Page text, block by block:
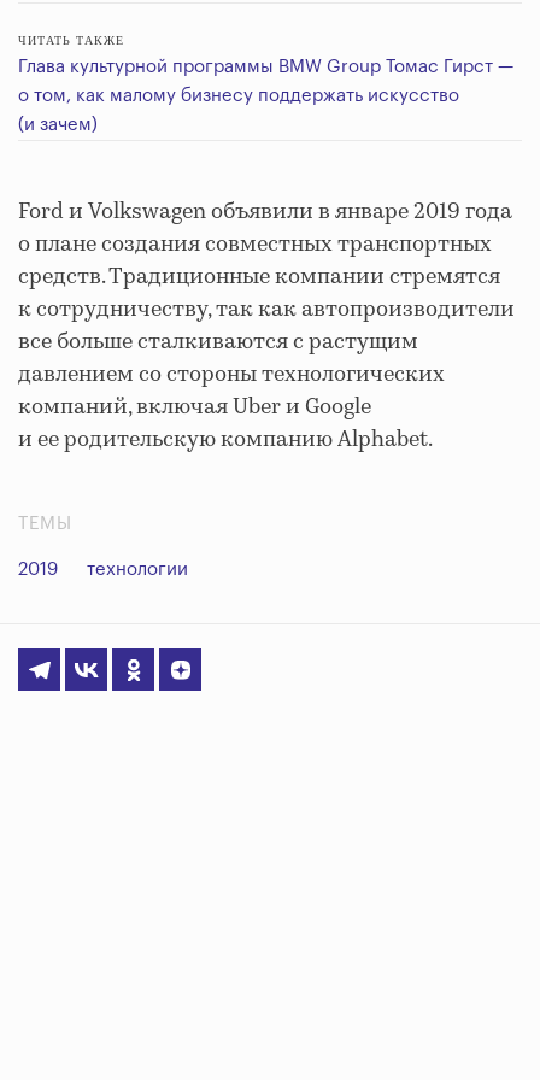
ЧИТАТЬ ТАКЖЕ
Глава культурной программы BMW Group Томас Гирст —
о том, как малому бизнесу поддержать искусство
(и зачем)
Ford и Volkswagen объявили в январе 2019 года
о плане создания совместных транспортных
средств. Традиционные компании стремятся
к сотрудничеству, так как автопроизводители
все больше сталкиваются с растущим
давлением со стороны технологических
компаний, включая Uber и Google
и ее родительскую компанию Alphabet.
ТЕМЫ
2019 технологии